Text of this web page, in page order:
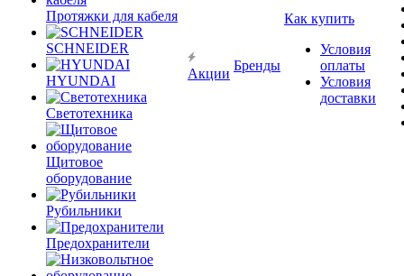
Протяжки для кабеля
SCHNEIDER
HYUNDAI
Светотехника
Щитовое
оборудование
Рубильники
Предохранители
Акции
Бренды
Как купить
Условия
оплаты
Условия
доставки